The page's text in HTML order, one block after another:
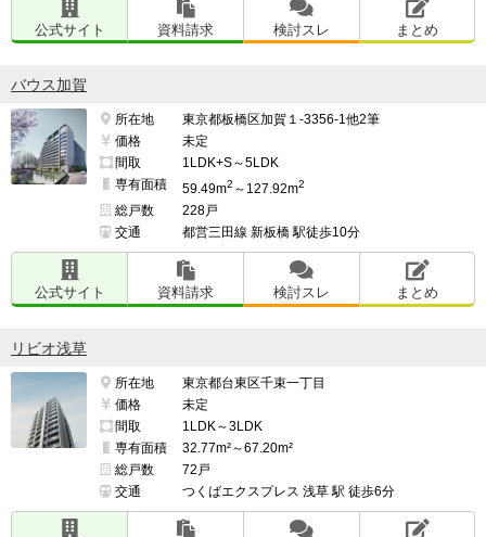
公式サイト 資料請求 検討スレ まとめ
バウス加賀
所在地
東京都板橋区加賀１-3356-1他2筆
価格
未定
間取
1LDK+S～5LDK
専有面積
59.49m2 ～127.92m2
総戸数
228戸
交通
都営三田線 新板橋 駅徒歩10分
公式サイト 資料請求 検討スレ まとめ
リビオ浅草
所在地
東京都台東区千束一丁目
価格
未定
間取
1LDK～3LDK
専有面積
32.77m²～67.20m²
総戸数
72戸
交通
つくばエクスプレス 浅草 駅 徒歩6分